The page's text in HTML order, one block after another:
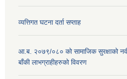
व्यत्तिगत घटना दर्ता सप्ताह
आ.ब. २०७९/०८० को सामाजिक सुरक्षाको
बाँकी लाभग्राहीहरुको विवरण